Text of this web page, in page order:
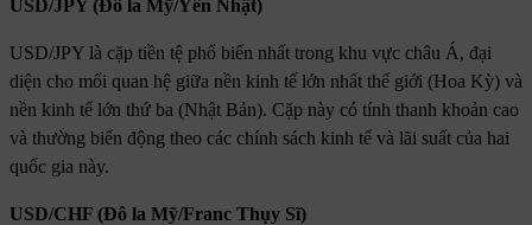
USD/JPY (Đô la Mỹ/Yên Nhật)
USD/JPY là cặp tiền tệ phổ biến nhất trong khu vực châu Á, đại
diện cho mối quan hệ giữa nền kinh tế lớn nhất thế giới (Hoa Kỳ) và
nền kinh tế lớn thứ ba (Nhật Bản). Cặp này có tính thanh khoản cao
và thường biến động theo các chính sách kinh tế và lãi suất của hai
quốc gia này.
USD/CHF (Đô la Mỹ/Franc Thụy Sĩ)